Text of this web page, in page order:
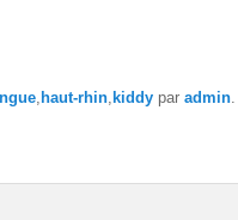
haut-rhin kiddy par admin